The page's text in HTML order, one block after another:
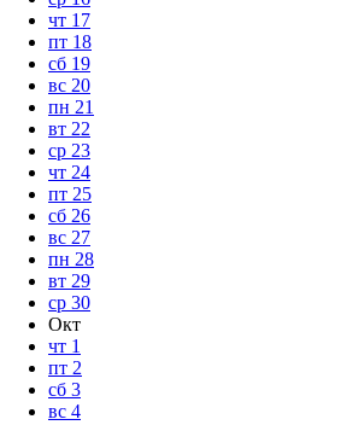
чт 17
пт 18
сб 19
вс 20
пн 21
вт 22
ср 23
чт 24
пт 25
сб 26
вс 27
пн 28
вт 29
ср 30
Окт
чт 1
пт 2
сб 3
вс 4